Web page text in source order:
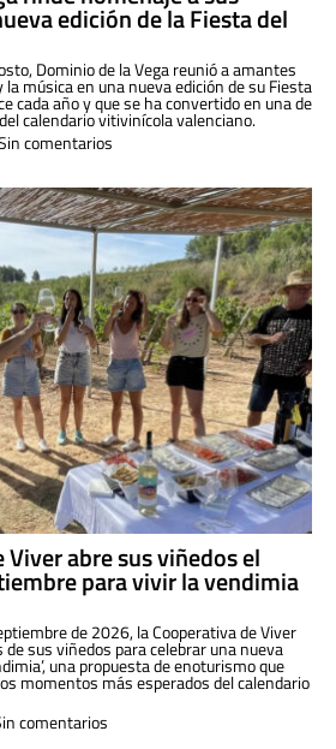
edición de la Fiesta del
Dominio de la Vega reunió a amantes
música en una nueva edición de su Fiesta
cada año y que se ha convertido en una de
calendario vitivinícola valenciano.
comentarios
Viver abre sus viñedos el
para vivir la vendimia
de 2026, la Cooperativa de Viver
sus viñedos para celebrar una nueva
una propuesta de enoturismo que
momentos más esperados del calendario
comentarios